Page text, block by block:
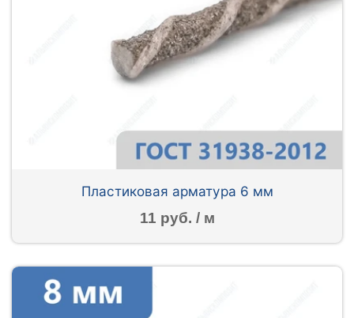
Пластиковая арматура 6 мм
11 руб. / м